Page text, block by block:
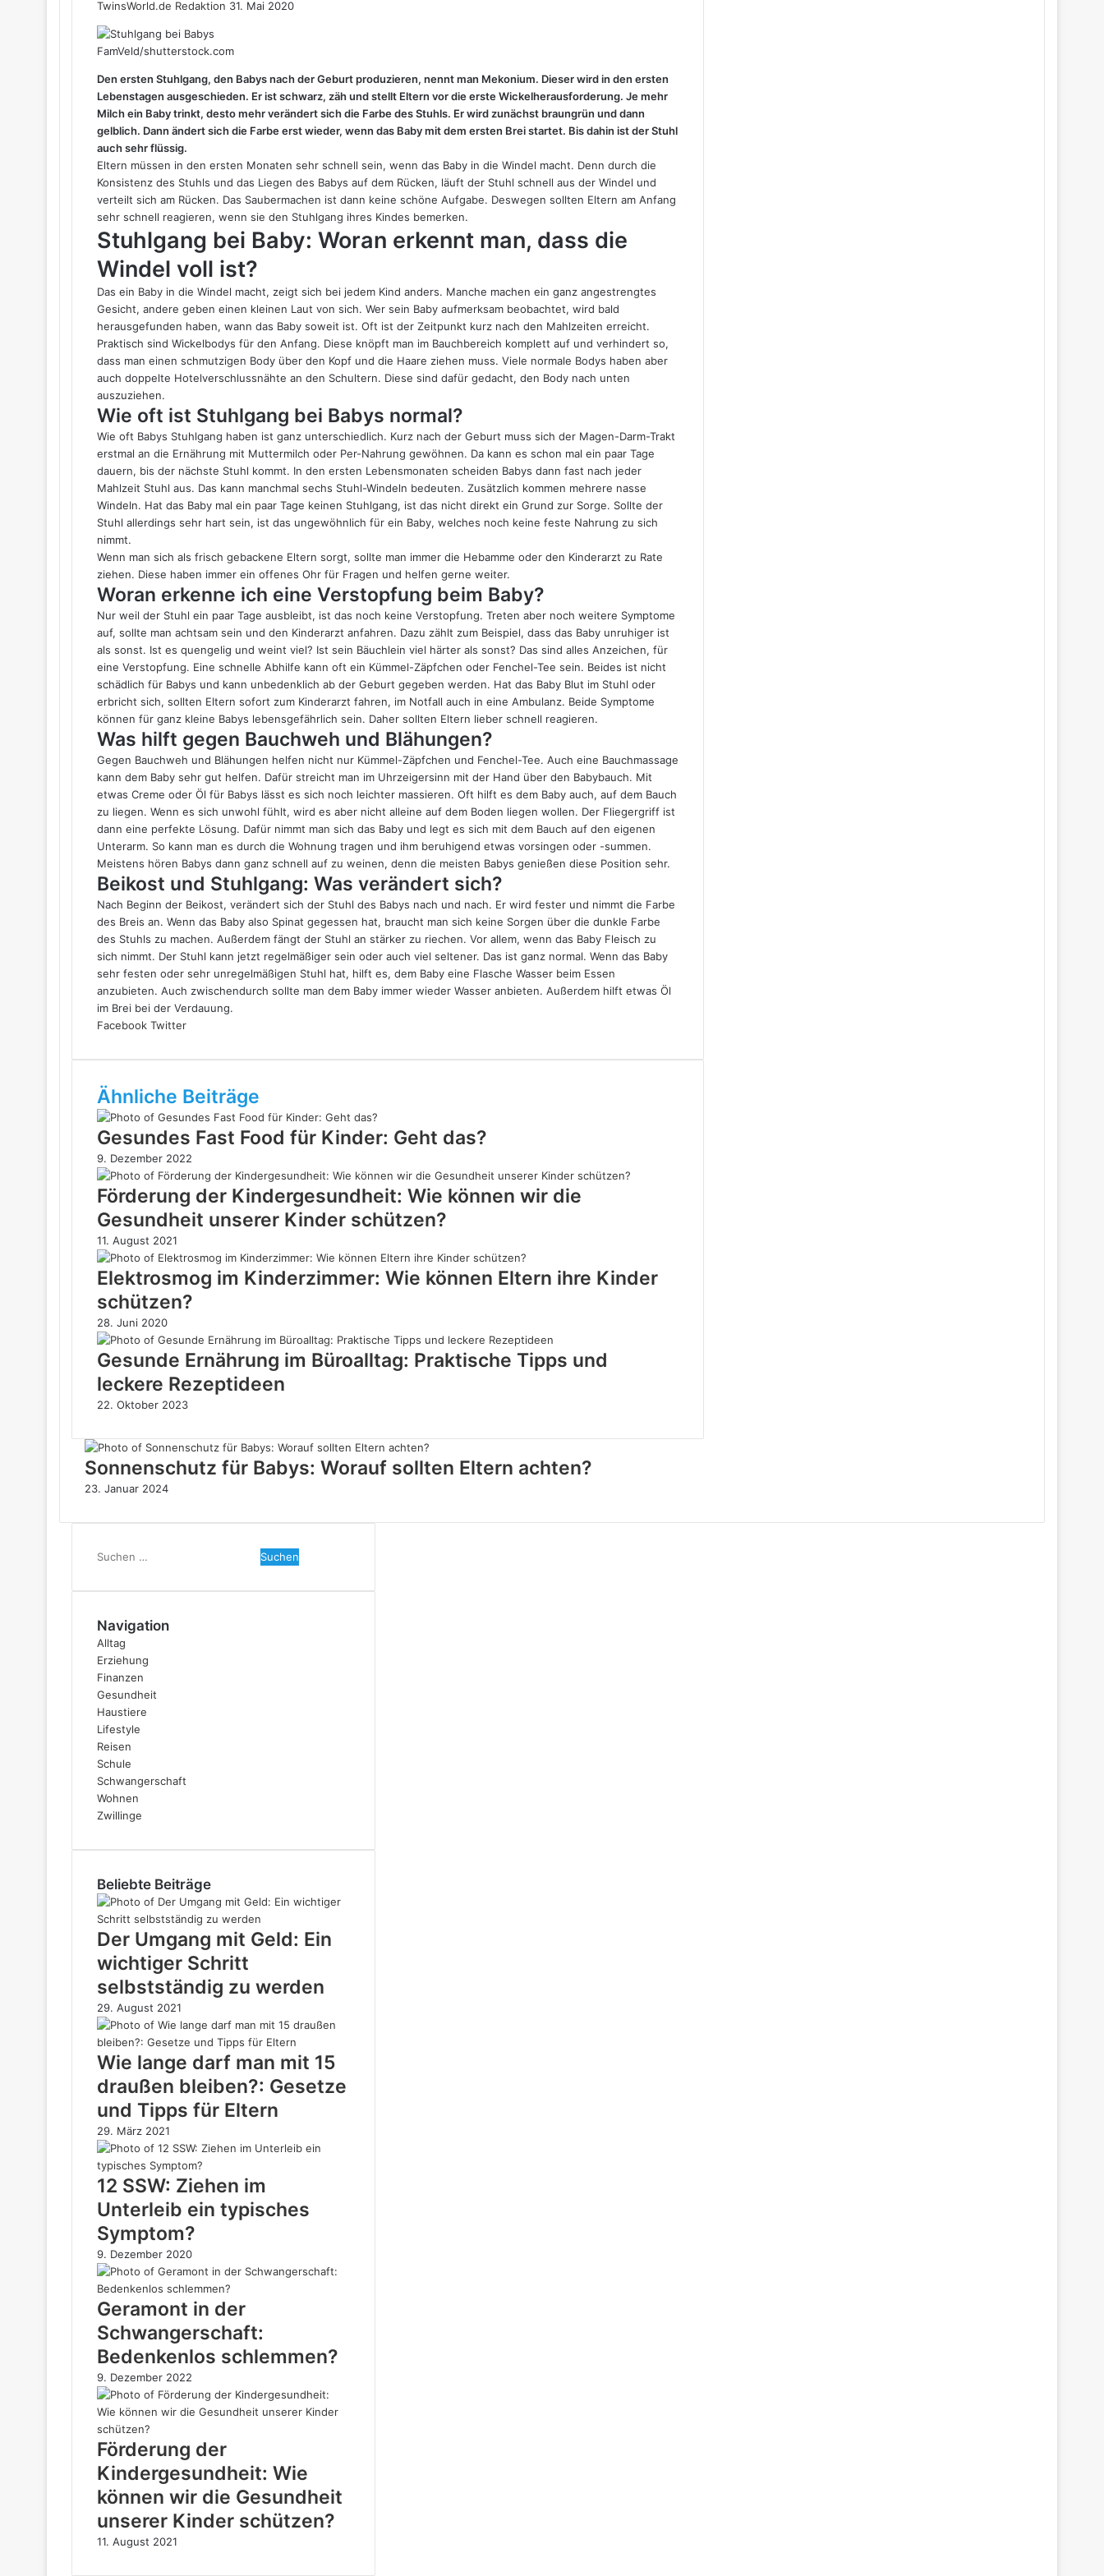
TwinsWorld.de Redaktion 31. Mai 2020
FamVeld/shutterstock.com
Den ersten Stuhlgang, den Babys nach der Geburt produzieren, nennt man Mekonium. Dieser wird in den ersten
Lebenstagen ausgeschieden. Er ist schwarz, zäh und stellt Eltern vor die erste Wickelherausforderung. Je mehr
Milch ein Baby trinkt, desto mehr verändert sich die Farbe des Stuhls. Er wird zunächst braungrün und dann
gelblich. Dann ändert sich die Farbe erst wieder, wenn das Baby mit dem ersten Brei startet. Bis dahin ist der Stuhl
auch sehr flüssig.
Eltern müssen in den ersten Monaten sehr schnell sein, wenn das Baby in die Windel macht. Denn durch die
Konsistenz des Stuhls und das Liegen des Babys auf dem Rücken, läuft der Stuhl schnell aus der Windel und
verteilt sich am Rücken. Das Saubermachen ist dann keine schöne Aufgabe. Deswegen sollten Eltern am Anfang
sehr schnell reagieren, wenn sie den Stuhlgang ihres Kindes bemerken.
Stuhlgang bei Baby: Woran erkennt man, dass die
Windel voll ist?
Das ein Baby in die Windel macht, zeigt sich bei jedem Kind anders. Manche machen ein ganz angestrengtes
Gesicht, andere geben einen kleinen Laut von sich. Wer sein Baby aufmerksam beobachtet, wird bald
herausgefunden haben, wann das Baby soweit ist. Oft ist der Zeitpunkt kurz nach den Mahlzeiten erreicht.
Praktisch sind Wickelbodys für den Anfang. Diese knöpft man im Bauchbereich komplett auf und verhindert so,
dass man einen schmutzigen Body über den Kopf und die Haare ziehen muss. Viele normale Bodys haben aber
auch doppelte Hotelverschlussnähte an den Schultern. Diese sind dafür gedacht, den Body nach unten
auszuziehen.
Wie oft ist Stuhlgang bei Babys normal?
Wie oft Babys Stuhlgang haben ist ganz unterschiedlich. Kurz nach der Geburt muss sich der Magen-Darm-Trakt
erstmal an die Ernährung mit Muttermilch oder Per-Nahrung gewöhnen. Da kann es schon mal ein paar Tage
dauern, bis der nächste Stuhl kommt. In den ersten Lebensmonaten scheiden Babys dann fast nach jeder
Mahlzeit Stuhl aus. Das kann manchmal sechs Stuhl-Windeln bedeuten. Zusätzlich kommen mehrere nasse
Windeln. Hat das Baby mal ein paar Tage keinen Stuhlgang, ist das nicht direkt ein Grund zur Sorge. Sollte der
Stuhl allerdings sehr hart sein, ist das ungewöhnlich für ein Baby, welches noch keine feste Nahrung zu sich
nimmt.
Wenn man sich als frisch gebackene Eltern sorgt, sollte man immer die Hebamme oder den Kinderarzt zu Rate
ziehen. Diese haben immer ein offenes Ohr für Fragen und helfen gerne weiter.
Woran erkenne ich eine Verstopfung beim Baby?
Nur weil der Stuhl ein paar Tage ausbleibt, ist das noch keine Verstopfung. Treten aber noch weitere Symptome
auf, sollte man achtsam sein und den Kinderarzt anfahren. Dazu zählt zum Beispiel, dass das Baby unruhiger ist
als sonst. Ist es quengelig und weint viel? Ist sein Bäuchlein viel härter als sonst? Das sind alles Anzeichen, für
eine Verstopfung. Eine schnelle Abhilfe kann oft ein Kümmel-Zäpfchen oder Fenchel-Tee sein. Beides ist nicht
schädlich für Babys und kann unbedenklich ab der Geburt gegeben werden. Hat das Baby Blut im Stuhl oder
erbricht sich, sollten Eltern sofort zum Kinderarzt fahren, im Notfall auch in eine Ambulanz. Beide Symptome
können für ganz kleine Babys lebensgefährlich sein. Daher sollten Eltern lieber schnell reagieren.
Was hilft gegen Bauchweh und Blähungen?
Gegen Bauchweh und Blähungen helfen nicht nur Kümmel-Zäpfchen und Fenchel-Tee. Auch eine Bauchmassage
kann dem Baby sehr gut helfen. Dafür streicht man im Uhrzeigersinn mit der Hand über den Babybauch. Mit
etwas Creme oder Öl für Babys lässt es sich noch leichter massieren. Oft hilft es dem Baby auch, auf dem Bauch
zu liegen. Wenn es sich unwohl fühlt, wird es aber nicht alleine auf dem Boden liegen wollen. Der Fliegergriff ist
dann eine perfekte Lösung. Dafür nimmt man sich das Baby und legt es sich mit dem Bauch auf den eigenen
Unterarm. So kann man es durch die Wohnung tragen und ihm beruhigend etwas vorsingen oder -summen.
Meistens hören Babys dann ganz schnell auf zu weinen, denn die meisten Babys genießen diese Position sehr.
Beikost und Stuhlgang: Was verändert sich?
Nach Beginn der Beikost, verändert sich der Stuhl des Babys nach und nach. Er wird fester und nimmt die Farbe
des Breis an. Wenn das Baby also Spinat gegessen hat, braucht man sich keine Sorgen über die dunkle Farbe
des Stuhls zu machen. Außerdem fängt der Stuhl an stärker zu riechen. Vor allem, wenn das Baby Fleisch zu
sich nimmt. Der Stuhl kann jetzt regelmäßiger sein oder auch viel seltener. Das ist ganz normal. Wenn das Baby
sehr festen oder sehr unregelmäßigen Stuhl hat, hilft es, dem Baby eine Flasche Wasser beim Essen
anzubieten. Auch zwischendurch sollte man dem Baby immer wieder Wasser anbieten. Außerdem hilft etwas Öl
im Brei bei der Verdauung.
Facebook TwitterLinkedIn
Tumblr
Pinterest
Reddit
VKontakte
Share
Email
Print
Ähnliche Beiträge
Gesundes Fast Food für Kinder: Geht das?
9. Dezember 2022
Förderung der Kindergesundheit: Wie können wir die
Gesundheit unserer Kinder schützen?
11. August 2021
Elektrosmog im Kinderzimmer: Wie können Eltern ihre Kinder
schützen?
28. Juni 2020
Gesunde Ernährung im Büroalltag: Praktische Tipps und
leckere Rezeptideen
22. Oktober 2023
Sonnenschutz für Babys: Worauf sollten Eltern achten?
23. Januar 2024
Suchen
Navigation
Alltag
Erziehung
Finanzen
Gesundheit
Haustiere
Lifestyle
Reisen
Schule
Schwangerschaft
Wohnen
Zwillinge
Beliebte Beiträge
Der Umgang mit Geld: Ein
wichtiger Schritt
selbstständig zu werden
29. August 2021
Wie lange darf man mit 15
draußen bleiben?: Gesetze
und Tipps für Eltern
29. März 2021
12 SSW: Ziehen im
Unterleib ein typisches
Symptom?
9. Dezember 2020
Geramont in der
Schwangerschaft:
Bedenkenlos schlemmen?
9. Dezember 2022
Förderung der
Kindergesundheit: Wie
können wir die Gesundheit
unserer Kinder schützen?
11. August 2021